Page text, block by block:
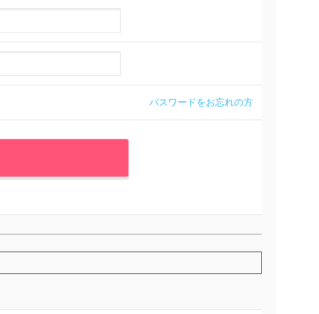
パスワードをお忘れの方